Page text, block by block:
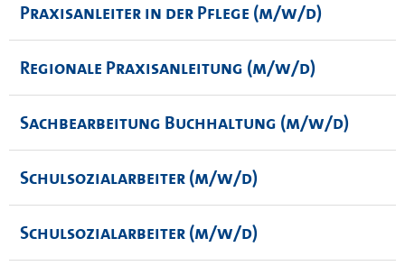
Praxisanleiter in der Pflege (m/w/d)
Regionale Praxisanleitung (m/w/d)
Sachbearbeitung Buchhaltung (m/w/d)
Schulsozialarbeiter (m/w/d)
Schulsozialarbeiter (m/w/d)